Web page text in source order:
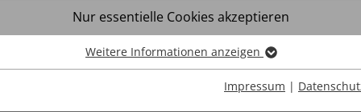
Erfahrungsberichte
Nur essentielle Cookies akzeptieren
Essentielle Cookies werden für grundlegende Funktionen der
Weitere Informationen anzeigen
Impressum |